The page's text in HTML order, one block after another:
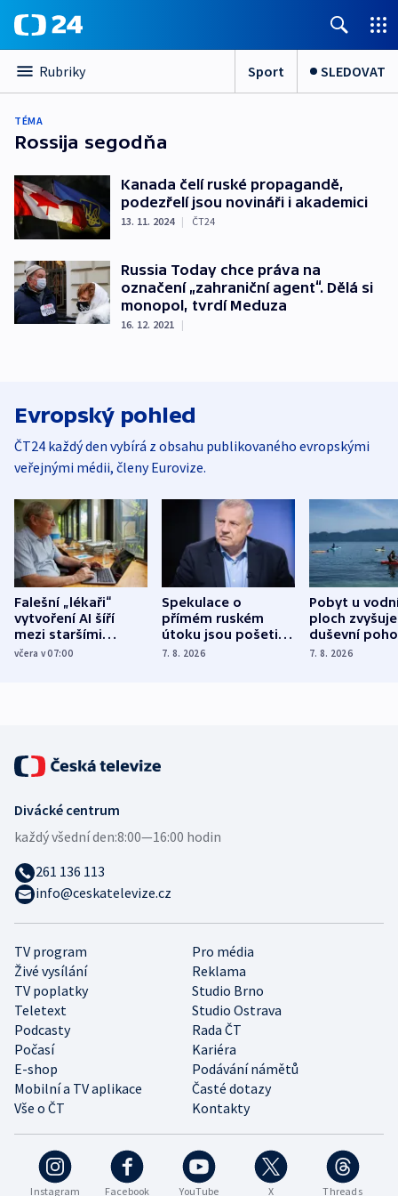
Rubriky Sport SLEDOVAT
TÉMA
Rossija segodňa
Kanada čelí ruské propagandě,
podezřelí jsou novináři i akademici
13. 11. 2024 | ČT24
Russia Today chce práva na
označení „zahraniční agent“. Dělá si
monopol, tvrdí Meduza
16. 12. 2021 |
Evropský pohled
ČT24 každý den vybírá z obsahu publikovaného evropskými
veřejnými médii, členy Eurovize.
Falešní „lékaři“
vytvoření AI šíří
mezi staršími
Poláky nebezpečné
včera v 07:00
Spekulace o
přímém ruském
útoku jsou pošetilé,
míní estonský
7. 8. 2026
Pobyt u
ploch zvyšuje
duševní
ukázala
7. 8. 2026
Instagram Facebook YouTube X Threads
TV program
Pro média
Živé vysílání
Reklama
TV poplatky
Studio Brno
Teletext
Studio Ostrava
Podcasty
Rada ČT
Počasí
Kariéra
E-shop
Podávání námětů
Mobilní a TV aplikace
Časté dotazy
Vše o ČT
Kontakty
Divácké centrum
každý všední den:8:00—16:00 hodin
261 136 113
info@ceskatelevize.cz